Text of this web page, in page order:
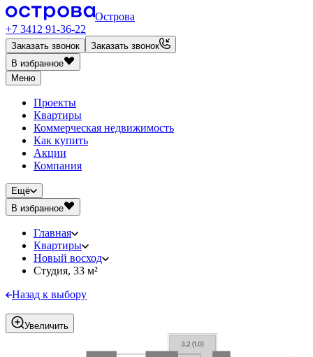
Острова
+7 3412 91-36-22
Заказать звонок
Заказать звонок
В избранное
Меню
Проекты
Квартиры
Коммерческая недвижимость
Как купить
Акции
Компания
Ещё
В избранное
Главная
Квартиры
Новый восход
Студия, 33 м²
Назад к выбору
Увеличить